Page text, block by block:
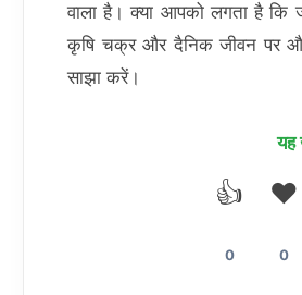
वाला है। क्या आपको लगता है कि
कृषि चक्र और दैनिक जीवन पर
साझा करें।
यह
👍
0
❤️
0